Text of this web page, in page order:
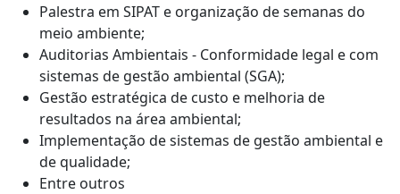
Palestra em SIPAT e organização de semanas do
meio ambiente;
Auditorias Ambientais - Conformidade legal e com
sistemas de gestão ambiental (SGA);
Gestão estratégica de custo e melhoria de
resultados na área ambiental;
Implementação de sistemas de gestão ambiental e
de qualidade;
Entre outros